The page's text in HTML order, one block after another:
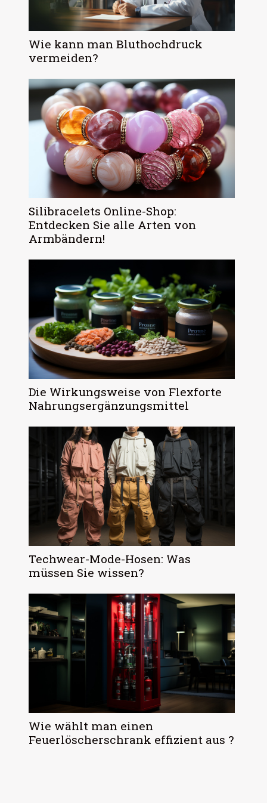
Wie kann man Bluthochdruck
vermeiden?
Silibracelets Online-Shop:
Entdecken Sie alle Arten von
Armbändern!
Die Wirkungsweise von Flexforte
Nahrungsergänzungsmittel
Techwear-Mode-Hosen: Was
müssen Sie wissen?
Wie wählt man einen
Feuerlöscherschrank effizient aus ?